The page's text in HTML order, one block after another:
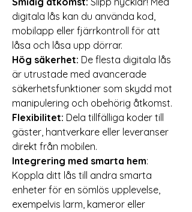
digitala lås kan du använda kod,
mobilapp eller fjärrkontroll för att
låsa och låsa upp dörrar.
Hög säkerhet: De flesta digitala lås
är utrustade med avancerade
säkerhetsfunktioner som skydd mot
manipulering och obehörig åtkomst.
Flexibilitet: Dela tillfälliga koder till
gäster, hantverkare eller leveranser
direkt från mobilen.
Integrering med smarta hem:
Koppla ditt lås till andra smarta
enheter för en sömlös upplevelse,
exempelvis larm, kameror eller